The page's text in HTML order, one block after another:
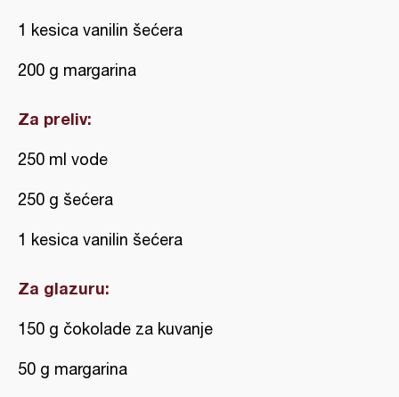
1 kesica vanilin šećera
200 g margarina
Za preliv:
250 ml vode
250 g šećera
1 kesica vanilin šećera
Za glazuru:
150 g čokolade za kuvanje
50 g margarina